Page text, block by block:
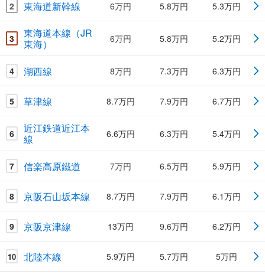
2 東海道新幹線 6万円 5.8万円 5.3万円
3
東海道本線（JR
東海）
6万円 5.8万円 5.2万円
4 湖西線 8万円 7.3万円 6.3万円
5 草津線 8.7万円 7.9万円 6.7万円
6
近江鉄道近江本
線
6.6万円 6.3万円 5.4万円
7 信楽高原鐵道 7万円 6.5万円 5.9万円
8 京阪石山坂本線 8.7万円 7.9万円 6.1万円
9 京阪京津線 13万円 9.6万円 6.2万円
10 北陸本線 5.9万円 5.7万円 5万円